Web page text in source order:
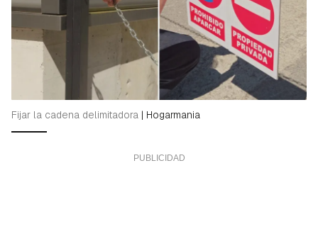
Fijar la cadena delimitadora | Hogarmania